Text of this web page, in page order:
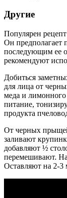
Другие
Популярен
Он предполагает
последующим ее
рекомендуют
Добиться
для лица от
меда и лимонного
питание,
продукта
От черных
заливают
добавляют ½
перемешивают.
Оставляют на 2-